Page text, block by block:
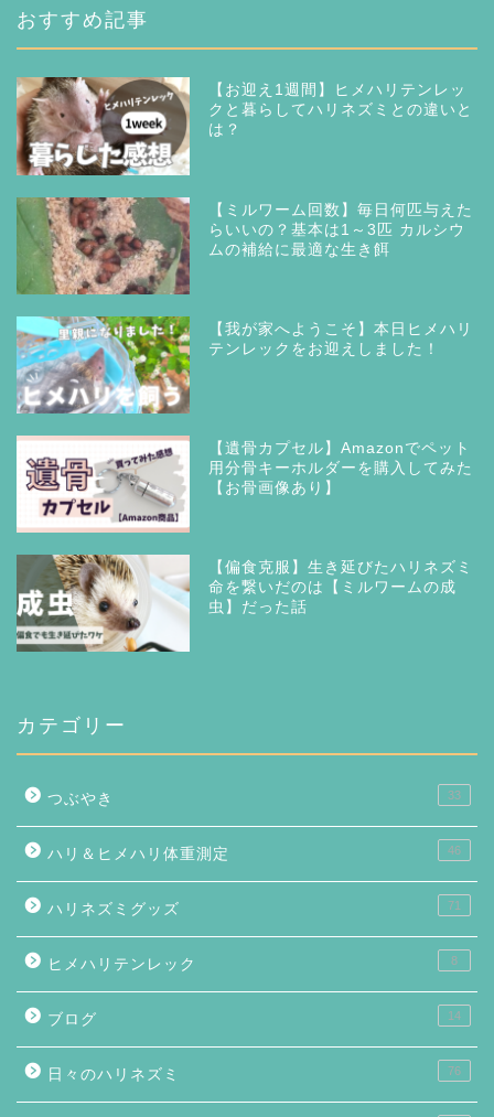
おすすめ記事
【お迎え1週間】ヒメハリテンレッ
クと暮らしてハリネズミとの違いと
は？
【ミルワーム回数】毎日何匹与えた
らいいの？基本は1～3匹 カルシウ
ムの補給に最適な生き餌
【我が家へようこそ】本日ヒメハリ
テンレックをお迎えしました！
【遺骨カプセル】Amazonでペット
用分骨キーホルダーを購入してみた
【お骨画像あり】
【偏食克服】生き延びたハリネズミ
命を繋いだのは【ミルワームの成
虫】だった話
カテゴリー
つぶやき 33
ハリ＆ヒメハリ体重測定 46
ハリネズミグッズ 71
ヒメハリテンレック 8
ブログ 14
日々のハリネズミ 76